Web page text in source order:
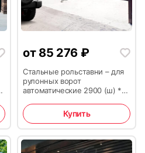
от 85 276 ₽
Стальные рольставни – для
рулонных ворот
автоматические 2900 (ш) *
Купить